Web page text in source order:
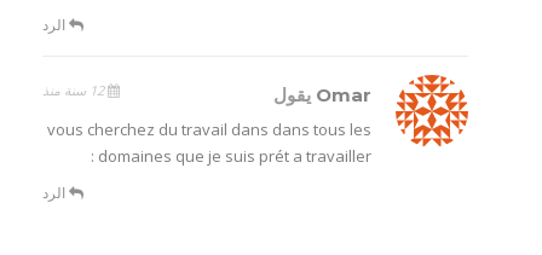
الرد
Omar يقول 12 سنة منذ
vous cherchez du travail dans dans tous les
domaines que je suis prét a travailler :
الرد